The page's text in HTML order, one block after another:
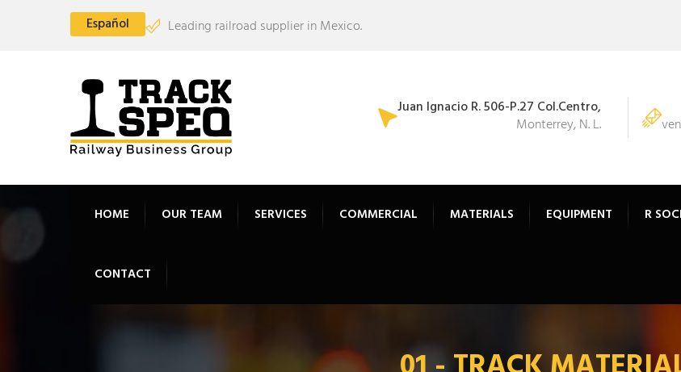
Español
Leading railroad supplier in Mexico.
Juan Ignacio R. 506-P.27 Col.Centro,
Monterrey, N. L.
HOME OUR TEAM SERVICES COMMERCIAL MATERIALS EQUIPMENT R
CONTACT